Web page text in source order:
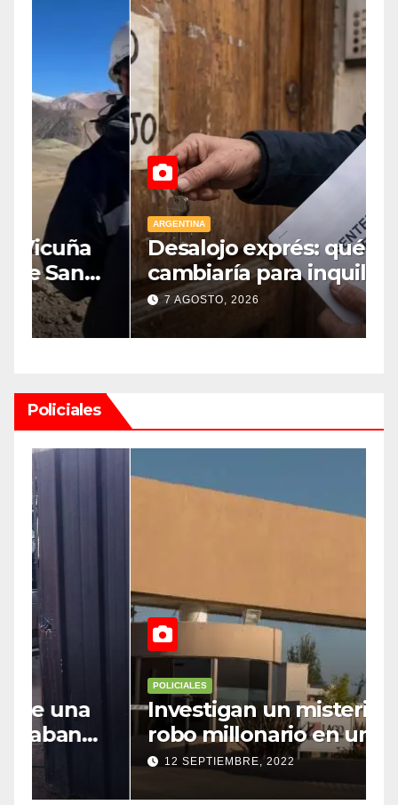
ARGENTINA
Desalojo exprés: qué
cambiaría para inquilinos y
dueños con el proyecto que
tuvo media sanción en la
7 AGOSTO, 2026
Policiales
Investigan un misterioso
robo millonario en un barrio
top de Maipú
12 SEPTIEMBRE, 2022